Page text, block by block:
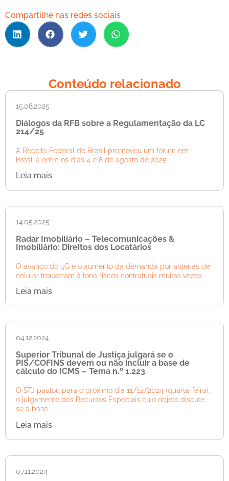
Compartilhe nas redes sociais
Conteúdo relacionado
15.08.2025
Diálogos da RFB sobre a Regulamentação da LC
214/25
A Receita Federal do Brasil promoveu um fórum em
Brasília entre os dias 4 e 8 de agosto de 2025
Leia mais
14.05.2025
Radar Imobiliário – Telecomunicações &
Imobiliário: Direitos dos Locatários
O avanço do 5G e o aumento da demanda por antenas de
celular trouxeram à tona riscos contratuais muitas vezes
Leia mais
04.12.2024
Superior Tribunal de Justiça julgará se o
PIS/COFINS devem ou não incluir a base de
cálculo do ICMS – Tema n.º 1.223
O STJ pautou para o próximo dia 11/12/2024 (quarta-feira),
o julgamento dos Recursos Especiais cujo objeto discute
se a base
Leia mais
07.11.2024